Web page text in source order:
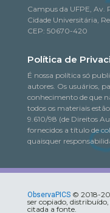
Campus da UFPE, Av.
Cidade Universitária,
CEP: 50670-420
Política de
É nossa política só
autores. Os usuários,
conhecimento de que
todos os materiais
9.610/98 (de Direitos
fornecidos a título de
quaisquer
ObservaPICS© 2018-
ser copiado, distribuído,
citada a fonte.